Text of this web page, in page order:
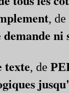
, de
demande ni
texte, de